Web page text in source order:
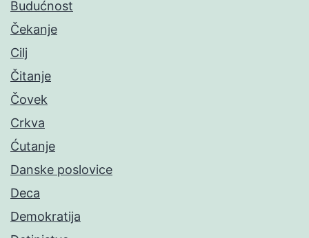
Budućnost
Čekanje
Cilj
Čitanje
Čovek
Crkva
Ćutanje
Danske poslovice
Deca
Demokratija